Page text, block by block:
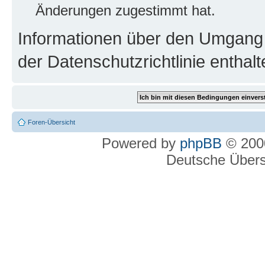
Änderungen zugestimmt hat.
Informationen über den
der Datenschutzrichtlinie
Foren-Übersicht
Powered by phpBB ©
Deutsche